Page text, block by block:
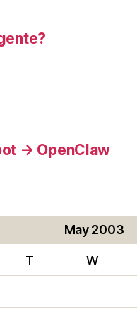
→ OpenClaw
May 2003
T W